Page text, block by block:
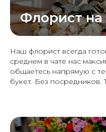
Флорист на
Наш флорист всегда
среднем в чате нас
общаетесь напрямую с
букет. Без посредников.